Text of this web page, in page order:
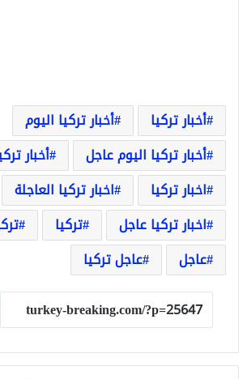
أخبار تركيا
أخبار تركيا اليوم
أخبار تركيا اليوم عاجل
أخبار
اخبار تركيا
اخبار تركيا العاجلة
اخبار تركيا عاجل
تركيا
عاجل
عاجل تركيا